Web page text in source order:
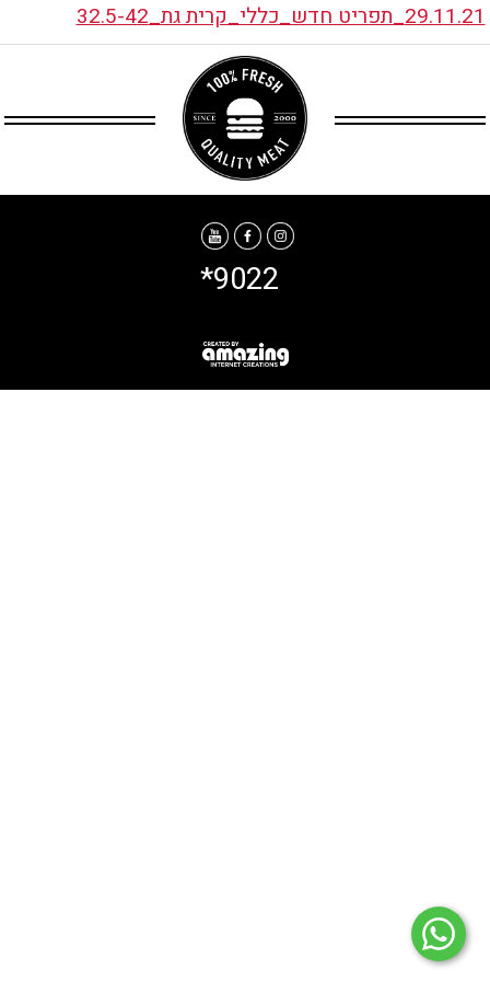
29.11.21_תפריט חדש_כללי_קרית גת_32.5-42
*9022